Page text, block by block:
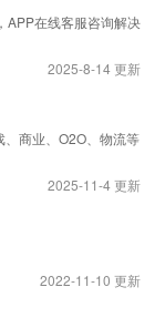
APP在线客服咨询解决
2025-8-14 更新
商业、O2O、物流等
2025-11-4 更新
2022-11-10 更新